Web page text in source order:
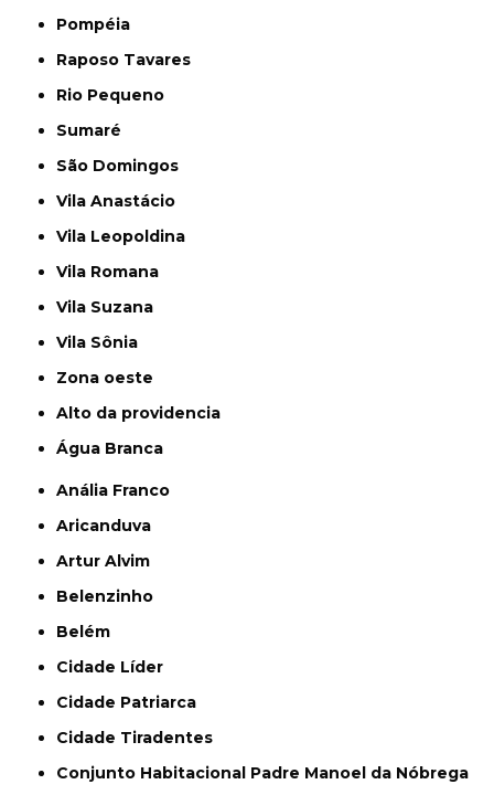
Pompéia
Raposo Tavares
Rio Pequeno
Sumaré
São Domingos
Vila Anastácio
Vila Leopoldina
Vila Romana
Vila Suzana
Vila Sônia
Zona oeste
alto da providencia
Água Branca
Anália Franco
Aricanduva
Artur Alvim
Belenzinho
Belém
Cidade Líder
Cidade Patriarca
Cidade Tiradentes
Conjunto Habitacional Padre Manoel da Nóbrega